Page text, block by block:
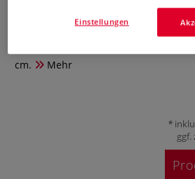
Clairefontaine Transparentpapier
säure- und chlorfrei und dadurch
cm.
Mehr
ggf.
Einstellungen